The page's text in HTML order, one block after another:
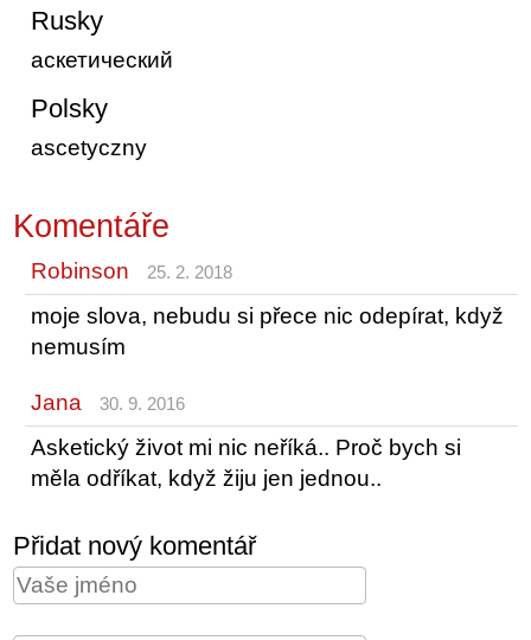
Rusky
аскетический
Polsky
ascetyczny
Komentáře
Robinson 25. 2. 2018
moje slova, nebudu si přece nic odepírat, když
nemusím
Jana 30. 9. 2016
Asketický život mi nic neříká.. Proč bych si
měla odříkat, když žiju jen jednou..
Přidat nový komentář